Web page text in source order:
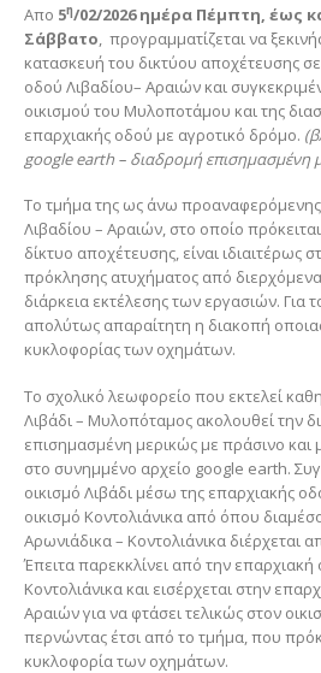
Απο 5η/02/2026 ημέρα Πέμπτη, έως
Σάββατο , προγραμματίζεται να
κατασκευή του δικτύου αποχέτευσης
οδού Λιβαδίου– Αραιών και
οικισμού του Μυλοποτάμου και της
επαρχιακής οδού με αγροτικό δρόμο.
google earth – διαδρομή επισημασμένη
Το τμήμα της ως άνω
Λιβαδίου – Αραιών, στο οποίο
δίκτυο αποχέτευσης, είναι ιδιαιτέρως
πρόκλησης ατυχήματος από
διάρκεια εκτέλεσης των εργασιών. Για
απολύτως απαραίτητη η διακοπή
κυκλοφορίας των οχημάτων.
Το σχολικό λεωφορείο που εκτελεί
Λιβάδι – Μυλοπόταμος ακολουθεί την
επισημασμένη μερικώς με πράσινο
στο συνημμένο αρχείο google earth.
οικισμό Λιβάδι μέσω της επαρχιακής
οικισμό Κοντολιάνικα από όπου
Αρωνιάδικα – Κοντολιάνικα διέρχεται
Έπειτα παρεκκλίνει από την
Κοντολιάνικα και εισέρχεται στην
Αραιών για να φτάσει τελικώς στον
περνώντας έτσι από το τμήμα, που
κυκλοφορία των οχημάτων.